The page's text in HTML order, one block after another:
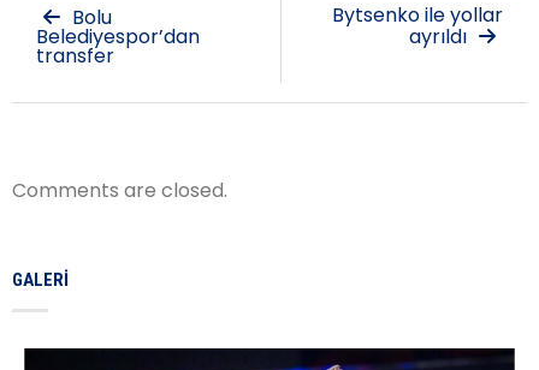
Bolu
Belediyespor’dan
transfer
Bytsenko ile yollar
ayrıldı
Comments are closed.
GALERI